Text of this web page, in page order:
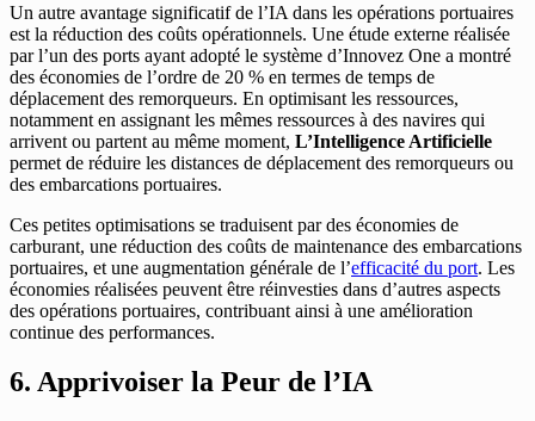
Un autre avantage significatif de l’IA dans les opérations portuaires
est la réduction des coûts opérationnels. Une étude externe réalisée
par l’un des ports ayant adopté le système d’Innovez One a montré
des économies de l’ordre de 20 % en termes de temps de
déplacement des remorqueurs. En optimisant les ressources,
notamment en assignant les mêmes ressources à des navires qui
arrivent ou partent au même moment, L’Intelligence Artificielle
permet de réduire les distances de déplacement des remorqueurs ou
des embarcations portuaires.
Ces petites optimisations se traduisent par des économies de
carburant, une réduction des coûts de maintenance des embarcations
portuaires, et une augmentation générale de l’efficacité du port. Les
économies réalisées peuvent être réinvesties dans d’autres aspects
des opérations portuaires, contribuant ainsi à une amélioration
continue des performances.
6. Apprivoiser la Peur de l’IA